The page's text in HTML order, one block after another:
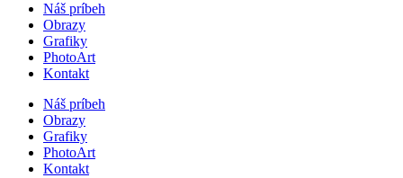
Náš príbeh
Obrazy
Grafiky
PhotoArt
Kontakt
Náš príbeh
Obrazy
Grafiky
PhotoArt
Kontakt